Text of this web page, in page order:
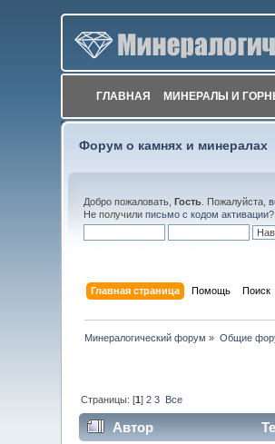
ГЛАВНАЯ МИНЕРАЛЫ И
Форум о камнях и минералах
Добро пожаловать,Гость . Пожалуйста,
Не получилиписьмо с кодом активации?
Главная страница Помощь Поиск
Минералогический форум » Общие
Страницы: [1]2 3 Все
Автор